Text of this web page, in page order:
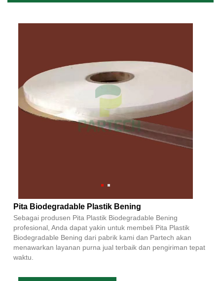
Pita Biodegradable Plastik Bening
Sebagai produsen Pita Plastik Biodegradable Bening
profesional, Anda dapat yakin untuk membeli Pita Plastik
Biodegradable Bening dari pabrik kami dan Partech akan
menawarkan layanan purna jual terbaik dan pengiriman tepat
waktu.